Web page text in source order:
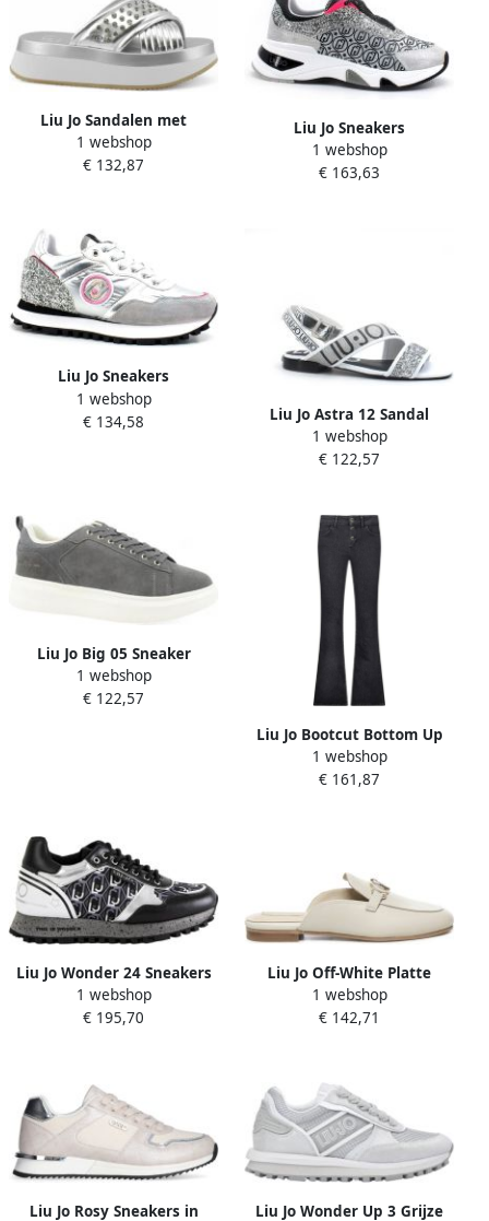
Liu Jo Sandalen met
plateauzool en strass
steentjes
1 webshop
€ 132,87
Liu Jo Sneakers
1 webshop
€ 163,63
Liu Jo Sneakers
1 webshop
€ 134,58
Liu Jo Astra 12 Sandal
1 webshop
€ 122,57
Liu Jo Big 05 Sneaker
1 webshop
€ 122,57
Liu Jo Bootcut Bottom Up
Jeans
1 webshop
€ 161,87
Liu Jo Wonder 24 Sneakers
1 webshop
€ 195,70
Liu Jo Off-White Platte
Sandalen
1 webshop
€ 142,71
Liu Jo Rosy Sneakers in
Liu Jo Wonder Up 3 Grijze